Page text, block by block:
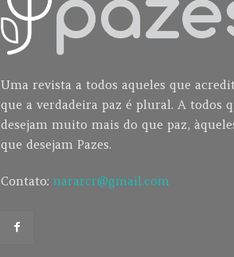
Uma revista a todos aqueles que
que a verdadeira paz é plural. A todos
desejam muito mais do que paz,
que desejam Pazes.
Contato: nararcr@gmail.com